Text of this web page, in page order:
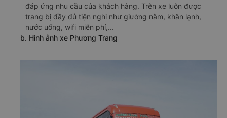
đáp ứng nhu cầu của khách hàng. Trên xe luôn được
trang bị đầy đủ tiện nghi như giường nằm, khăn lạnh,
nước uống, wifi miễn phí,...
b. Hình ảnh xe Phương Trang